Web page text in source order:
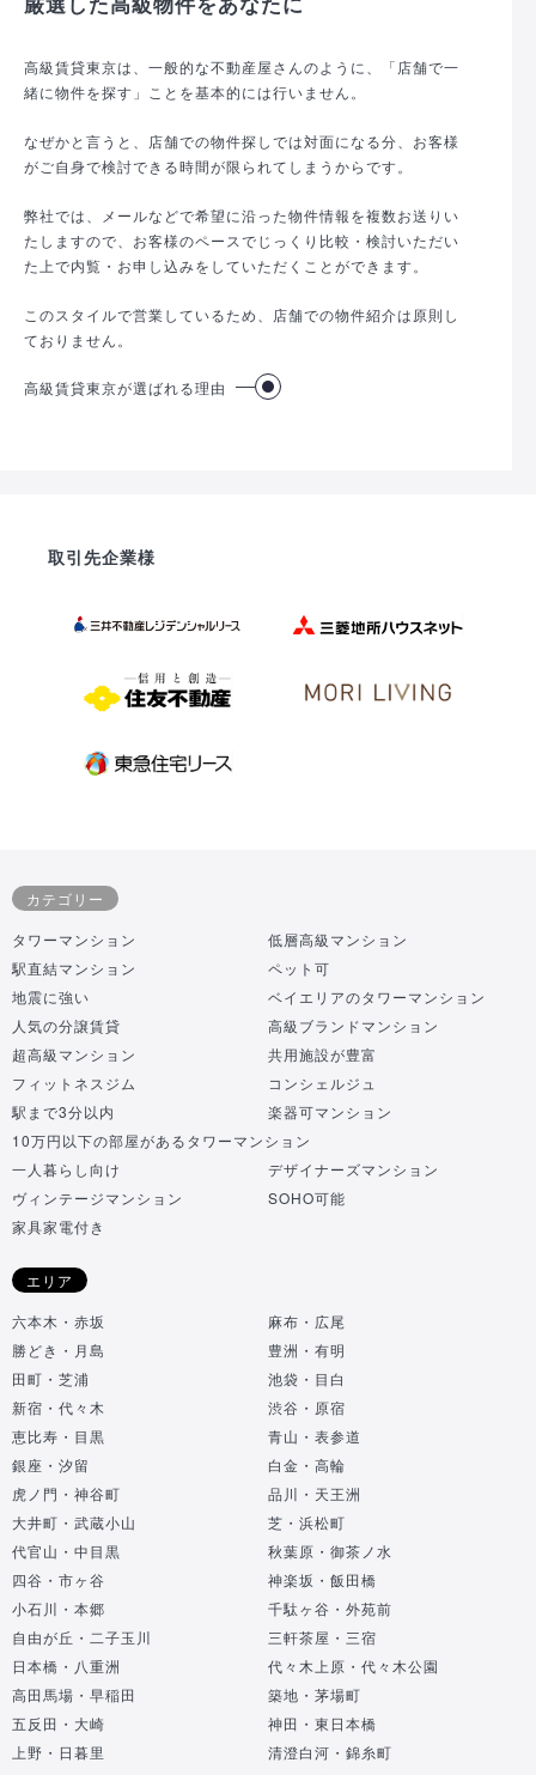
高級賃貸東京は、一般的な不動産屋さんのように、「店舗で一
緒に物件を探す」ことを基本的には行いません。
なぜかと言うと、店舗での物件探しでは対面になる分、お客様
がご自身で検討できる時間が限られてしまうからです。
弊社では、メールなどで希望に沿った物件情報を複数お送りい
たしますので、お客様のペースでじっくり比較・検討いただい
た上で内覧・お申し込みをしていただくことができます。
このスタイルで営業しているため、店舗での物件紹介は原則し
ておりません。
高級賃貸東京が選ばれる理由
取引先企業様
カテゴリー
タワーマンション
低層高級マンション
駅直結マンション
ペット可
地震に強い
ベイエリアのタワーマンション
人気の分譲賃貸
高級ブランドマンション
超高級マンション
共用施設が豊富
フィットネスジム
コンシェルジュ
駅まで3分以内
楽器可マンション
10万円以下の部屋があるタワーマンション
一人暮らし向け
デザイナーズマンション
ヴィンテージマンション
SOHO可能
家具家電付き
エリア
六本木・赤坂
麻布・広尾
勝どき・月島
豊洲・有明
田町・芝浦
池袋・目白
新宿・代々木
渋谷・原宿
恵比寿・目黒
青山・表参道
銀座・汐留
白金・高輪
虎ノ門・神谷町
品川・天王洲
大井町・武蔵小山
芝・浜松町
代官山・中目黒
秋葉原・御茶ノ水
四谷・市ヶ谷
神楽坂・飯田橋
小石川・本郷
千駄ヶ谷・外苑前
自由が丘・二子玉川
三軒茶屋・三宿
日本橋・八重洲
代々木上原・代々木公園
高田馬場・早稲田
築地・茅場町
五反田・大崎
神田・東日本橋
上野・日暮里
清澄白河・錦糸町